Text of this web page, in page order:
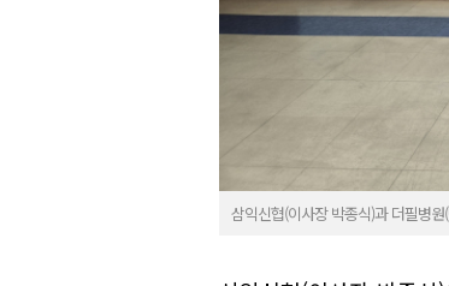
삼익신협(이사장 박종식)과 더필병